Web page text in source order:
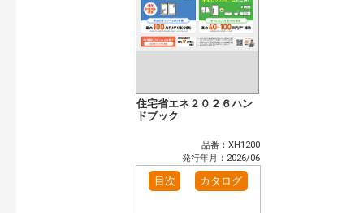
住宅省エネ２０２６ハン
ドブック
品番：XH1200
発行年月：2026/06
目次 カタログ